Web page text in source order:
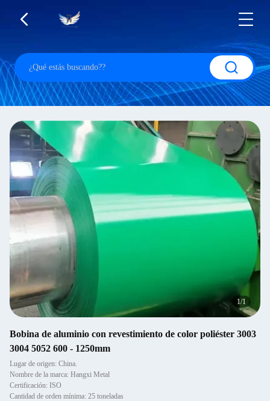
1/1
Bobina de aluminio con revestimiento de color poliéster 3003
3004 5052 600 - 1250mm
Lugar de origen: China.
Nombre de la marca: Hangxi Metal
Certificación: ISO
Cantidad de orden mínima: 25 toneladas